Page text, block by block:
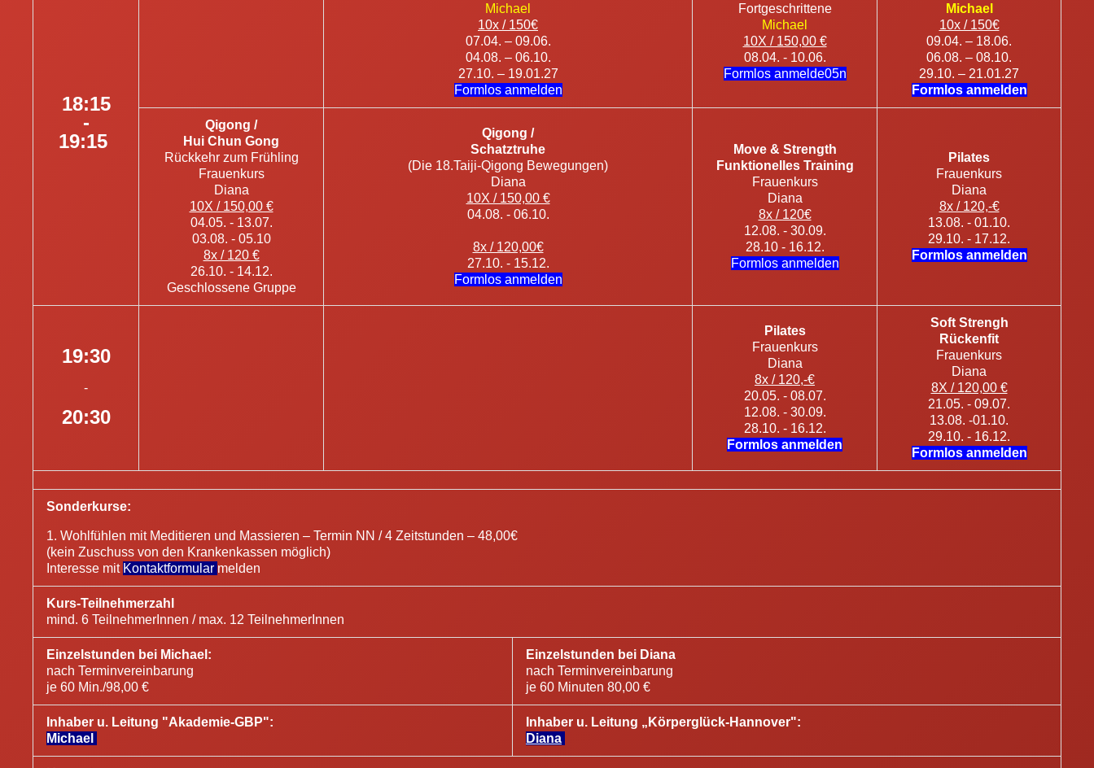
18:15
-
19:15
Michael
10x / 150€
07.04. – 09.06.
04.08. – 06.10.
27.10. – 19.01.27
Formlos anmelden
Fortgeschrittene
Michael
10X / 150,00 €
08.04. - 10.06.
Formlos anmelde05n
Michael
10x / 150€
09.04. – 18.06.
06.08. – 08.10.
29.10. – 21.01.27
Formlos anmelden
Qigong /
Hui Chun Gong
Rückkehr zum Frühling
Frauenkurs
Diana
10X / 150,00 €
04.05. - 13.07.
03.08. - 05.10
8x / 120 €
26.10. - 14.12.
Geschlossene Gruppe
Qigong /
Schatztruhe
(Die 18.Taiji-Qigong Bewegungen)
Diana
10X / 150,00 €
04.08. - 06.10.
8x / 120,00€
27.10. - 15.12.
Formlos anmelden
Move & Strength
Funktionelles Training
Frauenkurs
Diana
8x / 120€
12.08. - 30.09.
28.10 - 16.12.
Formlos anmelden
Pilates
Frauenkurs
Diana
8x / 120,-€
13.08. - 01.10.
29.10. - 17.12.
Formlos anmelden
19:30
-
20:30
Pilates
Frauenkurs
Diana
8x / 120,-€
20.05. - 08.07.
12.08. - 30.09.
28.10. - 16.12.
Formlos anmelden
Soft Strengh
Rückenfit
Frauenkurs
Diana
8X / 120,00 €
21.05. - 09.07.
13.08. -01.10.
29.10. - 16.12.
Formlos anmelden
Sonderkurse:
1. Wohlfühlen mit Meditieren und Massieren – Termin NN / 4 Zeitstunden – 48,00€
(kein Zuschuss von den Krankenkassen möglich)
Interesse mit Kontaktformular melden
Kurs-Teilnehmerzahl
mind. 6 TeilnehmerInnen / max. 12 TeilnehmerInnen
Einzelstunden bei Michael:
nach Terminvereinbarung
je 60 Min./98,00 €
Einzelstunden bei Diana
nach Terminvereinbarung
je 60 Minuten 80,00 €
Inhaber u. Leitung "Akademie-GBP":
Michael
Inhaber u. Leitung „Körperglück-Hannover":
Diana